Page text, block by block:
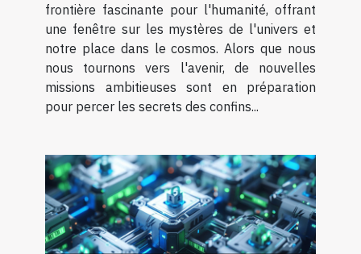
frontière fascinante pour l'humanité, offrant
une fenêtre sur les mystères de l'univers et
notre place dans le cosmos. Alors que nous
nous tournons vers l'avenir, de nouvelles
missions ambitieuses sont en préparation
pour percer les secrets des confins...